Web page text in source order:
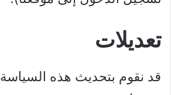
تعديلات
قد نقوم بتحديث هذه